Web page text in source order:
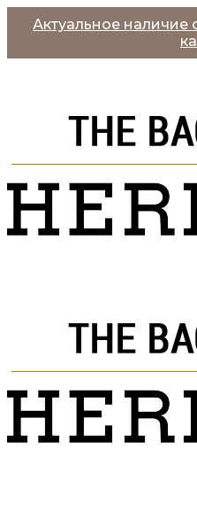
Актуальное наличие